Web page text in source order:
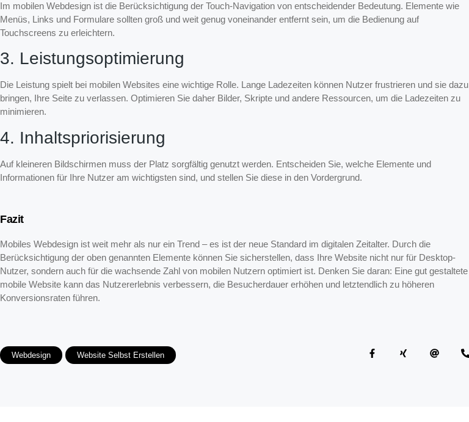
Im mobilen Webdesign ist die Berücksichtigung der Touch-Navigation von entscheidender Bedeutung. Elemente wie
Menüs, Links und Formulare sollten groß und weit genug voneinander entfernt sein, um die Bedienung auf
Touchscreens zu erleichtern.
3. Leistungsoptimierung
Die Leistung spielt bei mobilen Websites eine wichtige Rolle. Lange Ladezeiten können Nutzer frustrieren und sie dazu
bringen, Ihre Seite zu verlassen. Optimieren Sie daher Bilder, Skripte und andere Ressourcen, um die Ladezeiten zu
minimieren.
4. Inhaltspriorisierung
Auf kleineren Bildschirmen muss der Platz sorgfältig genutzt werden. Entscheiden Sie, welche Elemente und
Informationen für Ihre Nutzer am wichtigsten sind, und stellen Sie diese in den Vordergrund.
Fazit
Mobiles Webdesign ist weit mehr als nur ein Trend – es ist der neue Standard im digitalen Zeitalter. Durch die
Berücksichtigung der oben genannten Elemente können Sie sicherstellen, dass Ihre Website nicht nur für Desktop-
Nutzer, sondern auch für die wachsende Zahl von mobilen Nutzern optimiert ist. Denken Sie daran: Eine gut gestaltete
mobile Website kann das Nutzererlebnis verbessern, die Besucherdauer erhöhen und letztendlich zu höheren
Konversionsraten führen.
Webdesign Website Selbst Erstellen